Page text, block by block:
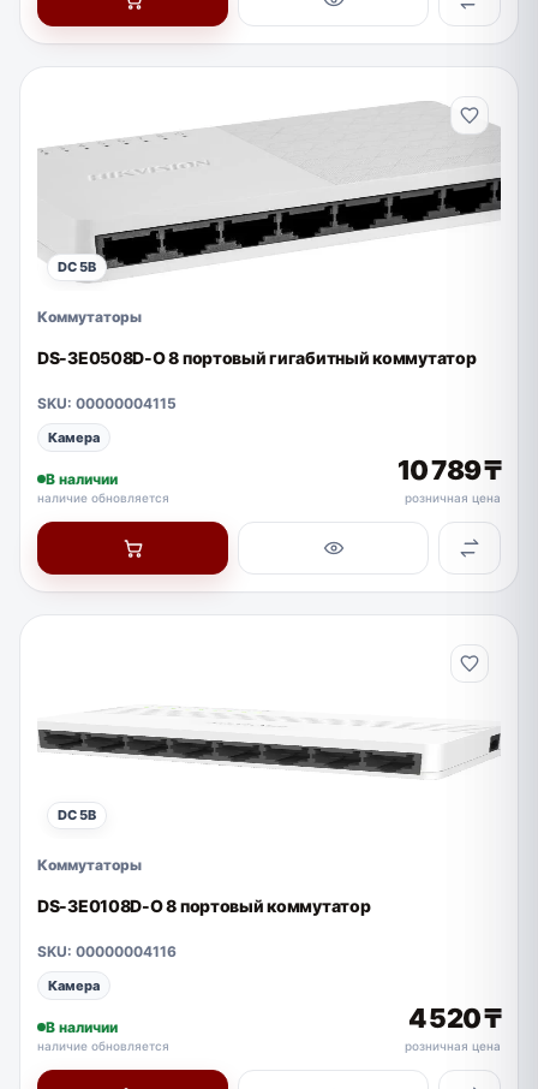
DC 5В
Коммутаторы
DS-3E0508D-O 8 портовый гигабитный коммутатор
SKU: 00000004115
Камера
В наличии
наличие обновляется
10 789 ₸
розничная цена
DC 5В
Коммутаторы
DS-3E0108D-O 8 портовый коммутатор
SKU: 00000004116
Камера
В наличии
наличие обновляется
4 520 ₸
розничная цена